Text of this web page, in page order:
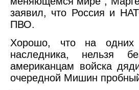
заявил, что Россия и
ПВО.
Хорошо, что на одних
наследника, нельзя
американцам войска
очередной Мишин